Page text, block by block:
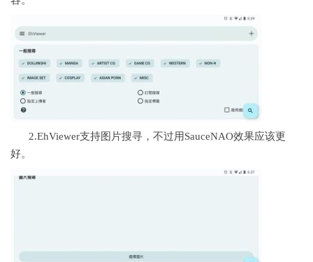
2.EhViewer支持图片搜寻，不过用SauceNAO效果应该更
好。